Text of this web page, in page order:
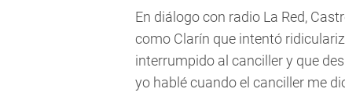
En diálogo con radio La Red,
como Clarín que intentó
interrumpido al canciller y que
yo hablé cuando el canciller me